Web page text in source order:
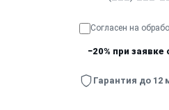
Согласен на
−20% при заявке
Гарантия до 12